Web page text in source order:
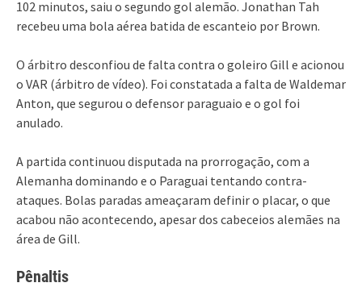
102 minutos, saiu o segundo gol alemão. Jonathan Tah
recebeu uma bola aérea batida de escanteio por Brown.
O árbitro desconfiou de falta contra o goleiro Gill e acionou
o VAR (árbitro de vídeo). Foi constatada a falta de Waldemar
Anton, que segurou o defensor paraguaio e o gol foi
anulado.
A partida continuou disputada na prorrogação, com a
Alemanha dominando e o Paraguai tentando contra-
ataques. Bolas paradas ameaçaram definir o placar, o que
acabou não acontecendo, apesar dos cabeceios alemães na
área de Gill.
Pênaltis